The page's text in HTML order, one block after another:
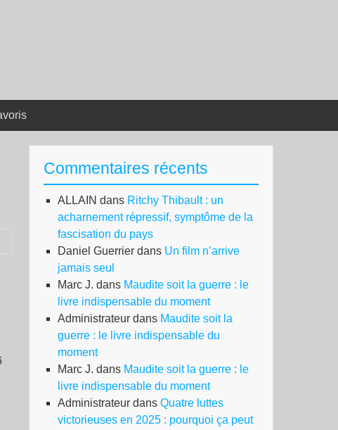
Commentaires récents
ALLAIN dans Ritchy Thibault : un
acharnement répressif, symptôme de la
fascisation du pays
Daniel Guerrier dans Un film n’arrive
jamais seul
Marc J. dans Maudite soit la guerre : le
livre indispensable du moment
Administrateur dans Maudite soit la
guerre : le livre indispensable du
moment
Marc J. dans Maudite soit la guerre : le
livre indispensable du moment
Administrateur dans Quatre luttes
victorieuses en 2025 : pourquoi ça peut